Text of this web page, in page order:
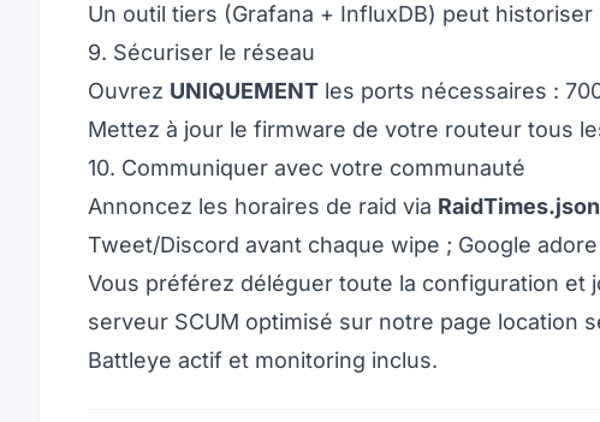
Un outil tiers (Grafana + InfluxDB) peut historiser
9. Sécuriser le réseau
Ouvrez UNIQUEMENT les ports nécessaires :
Mettez à jour le firmware de votre routeur tous
10. Communiquer avec votre communauté
Annoncez les horaires de raid via RaidTimes.json
Tweet/Discord avant chaque wipe ; Google
Vous préférez déléguer toute la configuration et
serveur SCUM optimisé sur notre page location
Battleye actif et monitoring inclus.